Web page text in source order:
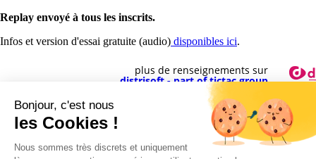
Bonjour, c'est nous
les Cookies !
Nous sommes très discrets et uniquement
Replay envoyé à tous les inscrits.
Infos et version d'essai gratuite (audio) disponibles ici.
plus de renseignements sur
distrisoft - part of tictac group